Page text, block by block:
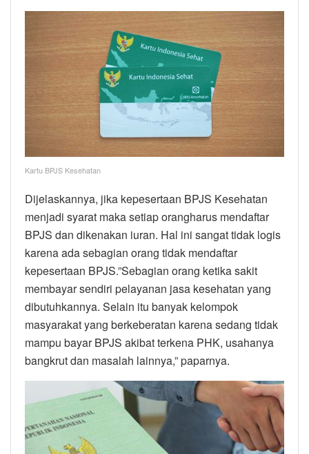
Kartu BPJS Kesehatan
Dijelaskannya, jika kepesertaan BPJS Kesehatan
menjadi syarat maka setiap orangharus mendaftar
BPJS dan dikenakan iuran. Hal ini sangat tidak logis
karena ada sebagian orang tidak mendaftar
kepesertaan BPJS.”Sebagian orang ketika sakit
membayar sendiri pelayanan jasa kesehatan yang
dibutuhkannya. Selain itu banyak kelompok
masyarakat yang berkeberatan karena sedang tidak
mampu bayar BPJS akibat terkena PHK, usahanya
bangkrut dan masalah lainnya,” paparnya.